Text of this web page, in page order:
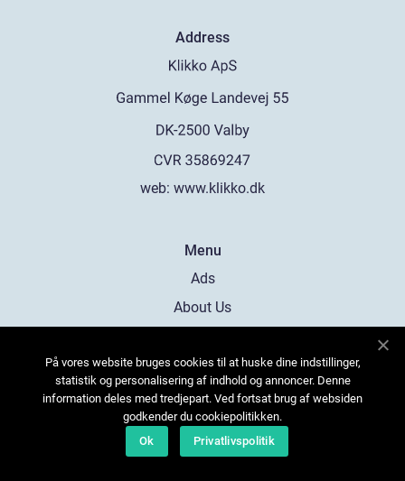
Address
web: www.klikko.dk
Menu
Ads
About Us
Contact
Sitemap
På vores website bruges cookies til at huske dine indstillinger,
statistik og personalisering af indhold og annoncer. Denne
information deles med tredjepart. Ved fortsat brug af websiden
godkender du cookiepolitikken.
Ok
Privatlivspolitik